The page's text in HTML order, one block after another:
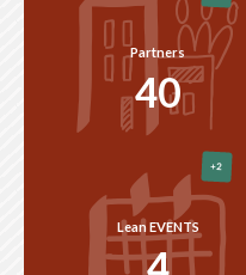
Partners
40
+2
Lean EVENTS